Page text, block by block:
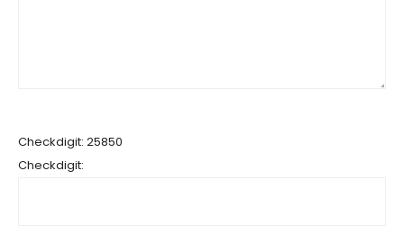
Checkdigit: 25850
Checkdigit: